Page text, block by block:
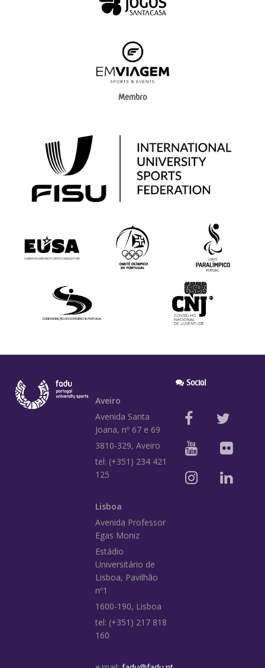
Membro
Aveiro
Avenida Santa
Joana, nº 67 e 69
3810-329, Aveiro
tel: (+351) 234 421
125
Lisboa
Avenida Professor
Egas Moniz
Estádio
Universitário de
Lisboa, Pavilhão
nº1
1600-190, Lisboa
tel: (+351) 217 818
160
Social